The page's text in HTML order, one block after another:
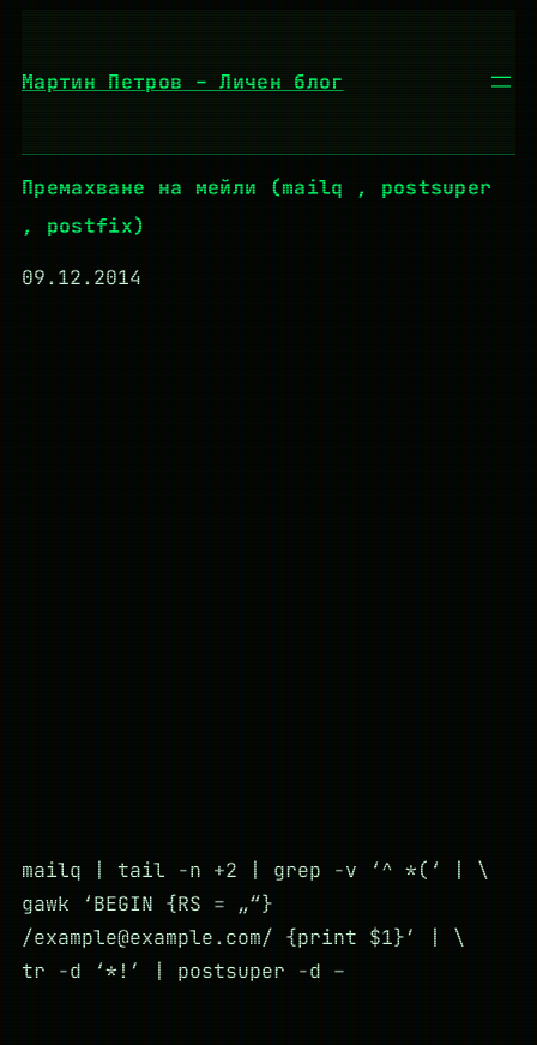
Мартин Петров – Личен блог
Премахване на мейли (mailq , postsuper
, postfix)
09.12.2014
mailq | tail -n +2 | grep -v ‘^ *(‘ | \
gawk ‘BEGIN {RS = „“}
/example@example.com/ {print $1}’ | \
tr -d ‘*!’ | postsuper -d –